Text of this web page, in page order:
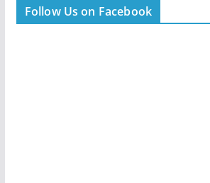
Follow Us on Facebook